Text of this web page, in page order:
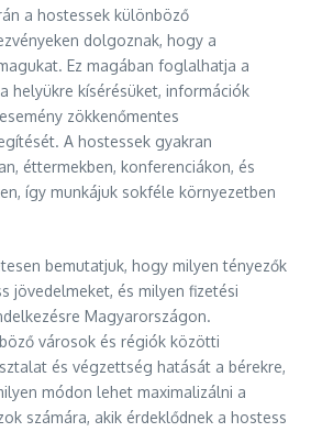
a hostessek különböző
dolgoznak, hogy a
Ez magában foglalhatja a
helyükre kísérésüket, információk
zökkenőmentes
A hostessek gyakran
éttermekben, konferenciákon, és
így munkájuk sokféle környezetben
bemutatjuk, hogy milyen tényezők
jövedelmeket, és milyen fizetési
Magyarországon.
városok és régiók közötti
és végzettség hatását a bérekre,
módon lehet maximalizálni a
számára, akik érdeklődnek a hostess